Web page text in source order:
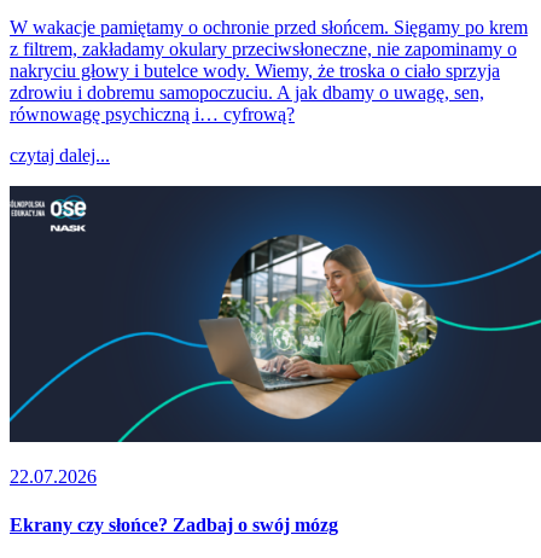
W wakacje pamiętamy o ochronie przed słońcem. Sięgamy po krem
z filtrem, zakładamy okulary przeciwsłoneczne, nie zapominamy o
nakryciu głowy i butelce wody. Wiemy, że troska o ciało sprzyja
zdrowiu i dobremu samopoczuciu. A jak dbamy o uwagę, sen,
równowagę psychiczną i… cyfrową?
czytaj dalej...
22.07.2026
Ekrany czy słońce? Zadbaj o swój mózg